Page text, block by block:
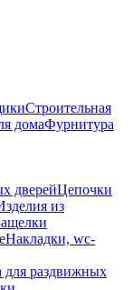
Строительная
домаФурнитура
дверейЦепочки
из
Накладки, wc-
для раздвижных